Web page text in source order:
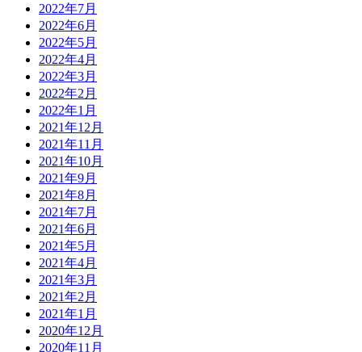
2022年7月
2022年6月
2022年5月
2022年4月
2022年3月
2022年2月
2022年1月
2021年12月
2021年11月
2021年10月
2021年9月
2021年8月
2021年7月
2021年6月
2021年5月
2021年4月
2021年3月
2021年2月
2021年1月
2020年12月
2020年11月